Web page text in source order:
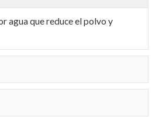
agua que reduce el polvo y